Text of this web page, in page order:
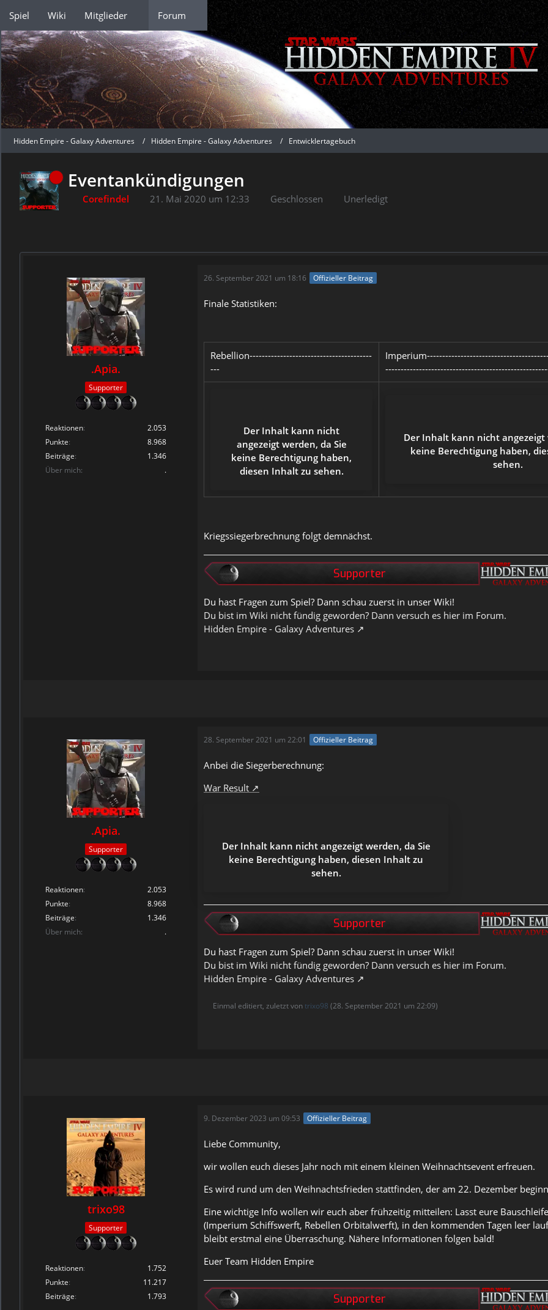
Spiel Wiki Mitglieder Forum
Hidden Empire - Galaxy Adventures Hidden Empire - Galaxy Adventures Entwicklertagebuch
Eventankündigungen
Corefindel 21. Mai 2020 um 12:33 Geschlossen Unerledigt
.Apia.
Supporter
Reaktionen
2.053
Punkte
8.968
Beiträge
1.346
Über mich
.
26. September 2021 um 18:16 Offizieller Beitrag
Finale Statistiken:
Rebellion----------------------------------------
---
Der Inhalt kann nicht
angezeigt werden, da Sie
keine Berechtigung haben,
diesen Inhalt zu sehen.
Der Inhalt kann nicht angezeigt
keine Berechtigung haben,
sehen.
Kriegssiegerbrechnung folgt demnächst.
Du hast Fragen zum Spiel? Dann schau zuerst in unser Wiki!
Du bist im Wiki nicht fündig geworden? Dann versuch es hier im Forum.
Hidden Empire - Galaxy Adventures
.Apia.
Supporter
Reaktionen
2.053
Punkte
8.968
Beiträge
1.346
Über mich
.
28. September 2021 um 22:01 Offizieller Beitrag
Anbei die Siegerberechnung:
War Result
Der Inhalt kann nicht angezeigt werden, da Sie
keine Berechtigung haben, diesen Inhalt zu
sehen.
Du hast Fragen zum Spiel? Dann schau zuerst in unser Wiki!
Du bist im Wiki nicht fündig geworden? Dann versuch es hier im Forum.
Hidden Empire - Galaxy Adventures
Einmal editiert, zuletzt von trixo98 (28. September 2021 um 22:09)
trixo98
Supporter
Reaktionen
1.752
Punkte
11.217
Beiträge
1.793
9. Dezember 2023 um 09:53 Offizieller Beitrag
Liebe Community,
wir wollen euch dieses Jahr noch mit einem kleinen Weihnachtsevent erfreuen.
Es wird rund um den Weihnachtsfrieden stattfinden, der am 22. Dezember
Eine wichtige Info wollen wir euch aber frühzeitig mitteilen: Lasst eure
(Imperium Schiffswerft, Rebellen Orbitalwerft), in den kommenden Tagen leer
bleibt erstmal eine Überraschung. Nähere Informationen folgen bald!
Euer Team Hidden Empire